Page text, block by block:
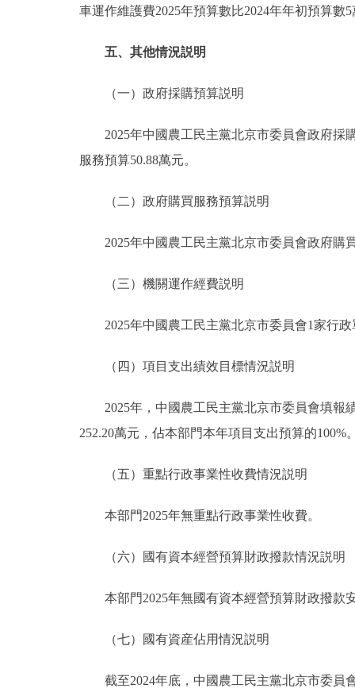
車運作維護費2025年預算數比2024年年初預算
五、其他情況説明
（一）政府採購預算説明
2025年中國農工民主黨北京市委員會政府採購
服務預算50.88萬元。
（二）政府購買服務預算説明
2025年中國農工民主黨北京市委員會政府購
（三）機關運作經費説明
2025年中國農工民主黨北京市委員會1家行政
（四）項目支出績效目標情況説明
2025年，中國農工民主黨北京市委員會填報績
252.20萬元，佔本部門本年項目支出預算的100%
（五）重點行政事業性收費情況説明
本部門2025年無重點行政事業性收費。
（六）國有資本經營預算財政撥款情況説明
本部門2025年無國有資本經營預算財政撥款
（七）國有資産佔用情況説明
截至2024年底，中國農工民主黨北京市委員會